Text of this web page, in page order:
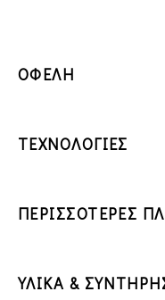
ΟΦΕΛΗ
ΤΕΧΝΟΛΟΓΙΕΣ
ΠΕΡΙΣΣΟΤΕΡΕΣ
ΥΛΙΚΑ &